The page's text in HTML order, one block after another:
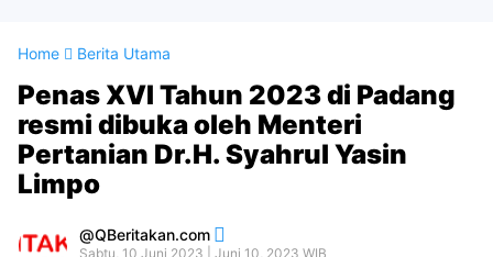
Home Berita Utama
Penas XVI Tahun 2023 di Padang
resmi dibuka oleh Menteri
Pertanian Dr.H. Syahrul Yasin
Limpo
QBeritakan.com
Sabtu, 10 Juni 2023 | Juni 10, 2023 WIB